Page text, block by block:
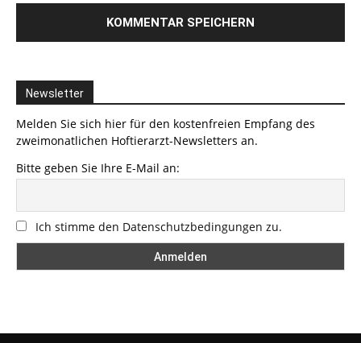
Newsletter
Melden Sie sich hier für den kostenfreien Empfang des
zweimonatlichen Hoftierarzt-Newsletters an.
Bitte geben Sie Ihre E-Mail an:
Ich stimme den Datenschutzbedingungen zu.